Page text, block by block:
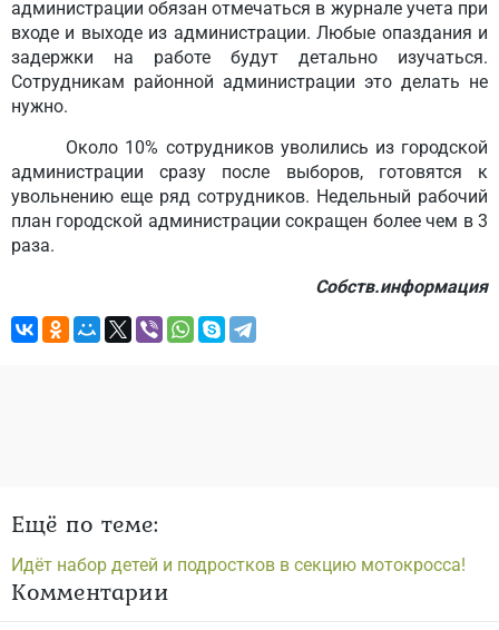
администрации обязан отмечаться в журнале учета при
входе и выходе из администрации. Любые опаздания и
задержки на работе будут детально изучаться.
Сотрудникам районной администрации это делать не
нужно.
Около 10% сотрудников уволились из городской
администрации сразу после выборов, готовятся к
увольнению еще ряд сотрудников. Недельный рабочий
план городской администрации сокращен более чем в 3
раза.
Собств.информация
Ещё по теме:
Идёт набор детей и подростков в секцию мотокросса!
Комментарии